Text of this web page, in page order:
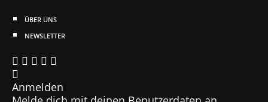
ÜBER UNS
NEWSLETTER
Anmelden